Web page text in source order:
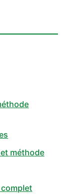
méthode
complet